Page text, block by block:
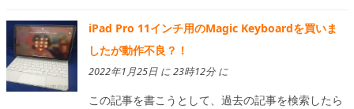
iPad Pro 11インチ用のMagic Keyboardを買いま
したが動作不良？！
2022年1月25日 に 23時12分 に
この記事を書こうとして、過去の記事を検索したら